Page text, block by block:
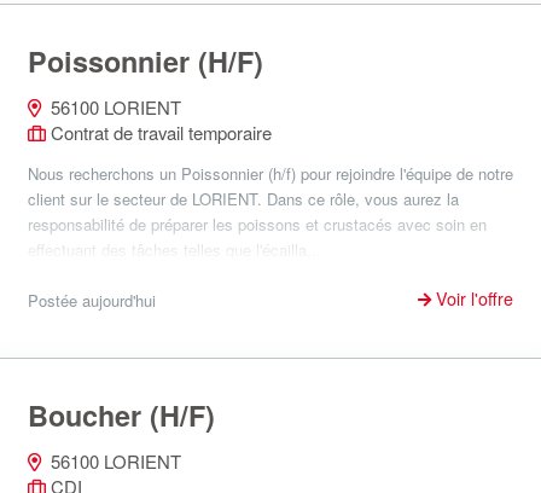
Poissonnier (H/F)
56100 LORIENT
Contrat de travail temporaire
Nous recherchons un Poissonnier (h/f) pour rejoindre l'équipe de notre
client sur le secteur de LORIENT. Dans ce rôle, vous aurez la
responsabilité de préparer les poissons et crustacés avec soin en
effectuant des tâches telles que l'écailla...
Postée aujourd'hui Voir l'offre
Boucher (H/F)
56100 LORIENT
CDI